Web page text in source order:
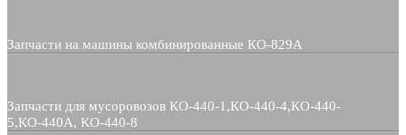
Запчасти на машины комбинированные КО-829А
Запчасти для мусоровозов КО-440-1,КО-440-4,КО-440-
5,КО-440А, КО-440-8